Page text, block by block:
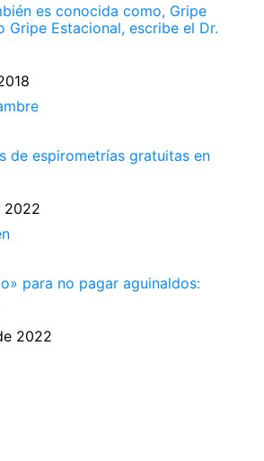
es conocida como, Gripe
Gripe Estacional, escribe el Dr.
de espirometrías gratuitas en
2022
para no pagar aguinaldos:
2022